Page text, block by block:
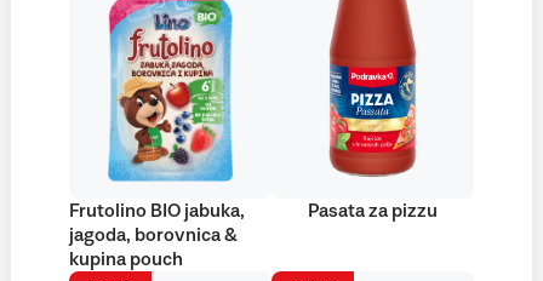
Frutolino BIO jabuka,
jagoda, borovnica &
kupina pouch
Pasata za pizzu